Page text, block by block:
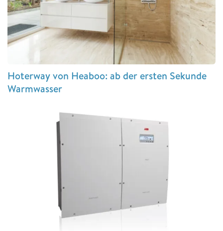
Hoterway von Heaboo: ab der ersten Sekunde
Warmwasser